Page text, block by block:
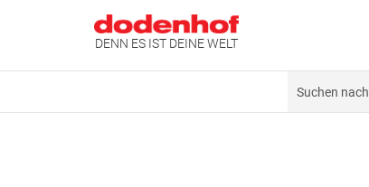
DENN ES IST DEINE WELT